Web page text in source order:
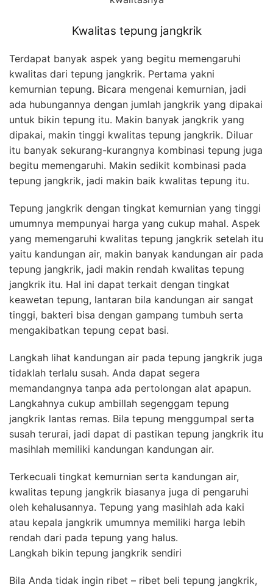
Kwalitas tepung jangkrik
Terdapat banyak aspek yang begitu memengaruhi
kwalitas dari tepung jangkrik. Pertama yakni
kemurnian tepung. Bicara mengenai kemurnian, jadi
ada hubungannya dengan jumlah jangkrik yang dipakai
untuk bikin tepung itu. Makin banyak jangkrik yang
dipakai, makin tinggi kwalitas tepung jangkrik. Diluar
itu banyak sekurang-kurangnya kombinasi tepung juga
begitu memengaruhi. Makin sedikit kombinasi pada
tepung jangkrik, jadi makin baik kwalitas tepung itu.
Tepung jangkrik dengan tingkat kemurnian yang tinggi
umumnya mempunyai harga yang cukup mahal. Aspek
yang memengaruhi kwalitas tepung jangkrik setelah itu
yaitu kandungan air, makin banyak kandungan air pada
tepung jangkrik, jadi makin rendah kwalitas tepung
jangkrik itu. Hal ini dapat terkait dengan tingkat
keawetan tepung, lantaran bila kandungan air sangat
tinggi, bakteri bisa dengan gampang tumbuh serta
mengakibatkan tepung cepat basi.
Langkah lihat kandungan air pada tepung jangkrik juga
tidaklah terlalu susah. Anda dapat segera
memandangnya tanpa ada pertolongan alat apapun.
Langkahnya cukup ambillah segenggam tepung
jangkrik lantas remas. Bila tepung menggumpal serta
susah terurai, jadi dapat di pastikan tepung jangkrik itu
masihlah memiliki kandungan kandungan air.
Terkecuali tingkat kemurnian serta kandungan air,
kwalitas tepung jangkrik biasanya juga di pengaruhi
oleh kehalusannya. Tepung yang masihlah ada kaki
atau kepala jangkrik umumnya memiliki harga lebih
rendah dari pada tepung yang halus.
Langkah bikin tepung jangkrik sendiri
Bila Anda tidak ingin ribet – ribet beli tepung jangkrik,